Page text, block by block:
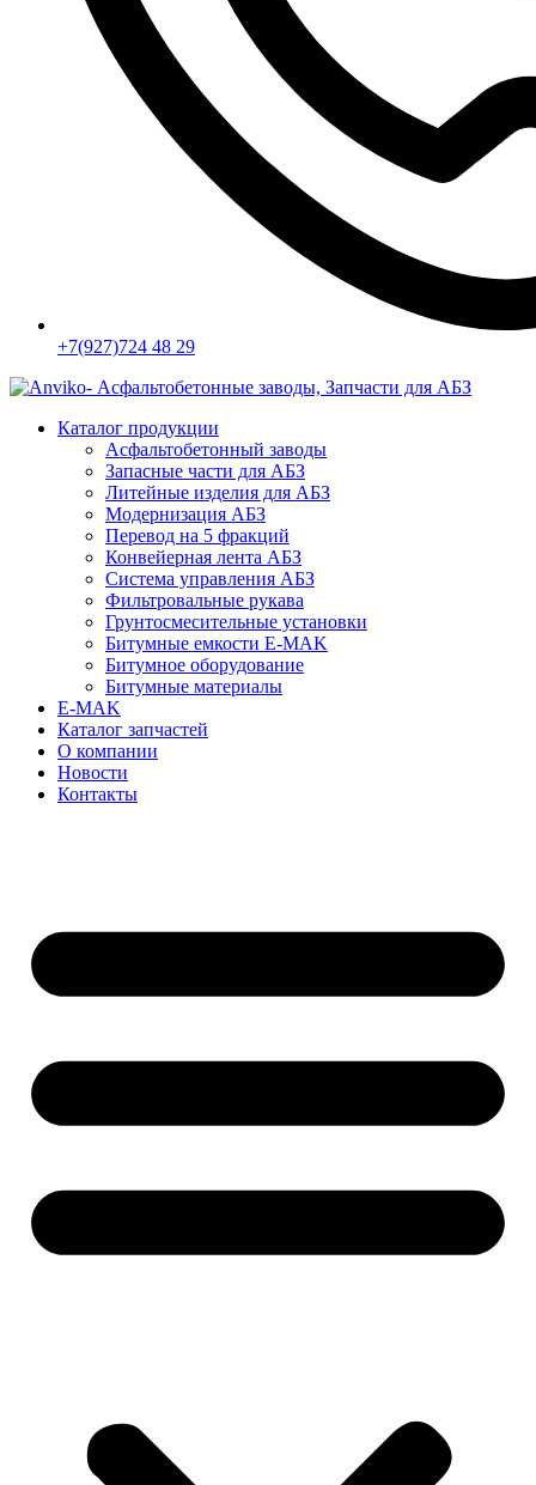
+7(927)724 48 29
Каталог продукции
Асфальтобетонный заводы
Запасные части для АБЗ
Литейные изделия для АБЗ
Модернизация АБЗ
Перевод на 5 фракций
Конвейерная лента АБЗ
Система управления АБЗ
Фильтровальные рукава
Грунтосмесительные установки
Битумные емкости E-MAK
Битумное оборудование
Битумные материалы
E-MAK
Каталог запчастей
О компании
Новости
Контакты